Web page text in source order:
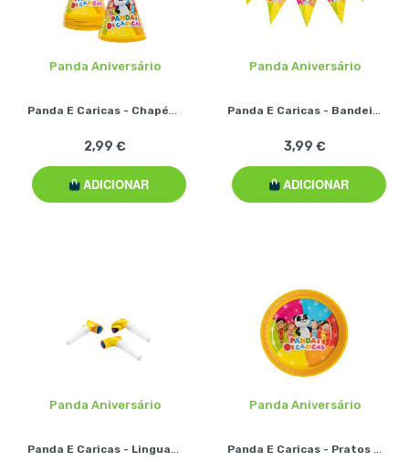
Panda Aniversário
2,99 €
ADICIONAR
Panda Aniversário
3,99 €
ADICIONAR
Panda Aniversário Panda Aniversário